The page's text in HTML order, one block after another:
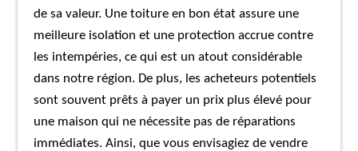
de sa valeur. Une toiture en bon état assure une
meilleure isolation et une protection accrue contre
les intempéries, ce qui est un atout considérable
dans notre région. De plus, les acheteurs potentiels
sont souvent prêts à payer un prix plus élevé pour
une maison qui ne nécessite pas de réparations
immédiates. Ainsi, que vous envisagiez de vendre